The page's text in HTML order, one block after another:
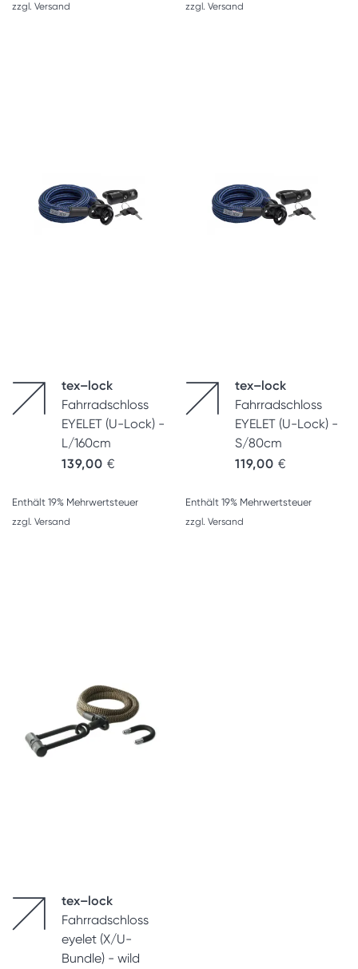
zzgl. Versand zzgl. Versand
tex–lock
Fahrradschloss
EYELET (U-Lock) -
L/160cm
139,00 €
Enthält 19% Mehrwertsteuer
zzgl. Versand
tex–lock
Fahrradschloss
EYELET (U-Lock) -
S/80cm
119,00 €
Enthält 19% Mehrwertsteuer
zzgl. Versand
tex–lock
Fahrradschloss
eyelet (X/U-
Bundle) - wild